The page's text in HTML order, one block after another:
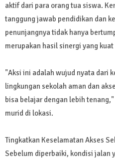
aktif dari para orang tua siswa.
tanggung jawab pendidikan dan
penunjangnya tidak hanya
merupakan hasil sinergi yang
"Aksi ini adalah wujud nyata dari
lingkungan sekolah aman dan
bisa belajar dengan lebih
murid di lokasi.
Tingkatkan Keselamatan Akses
Sebelum diperbaiki, kondisi jalan